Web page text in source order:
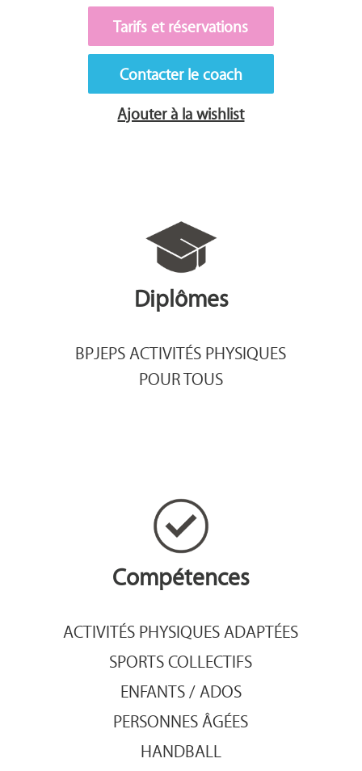
Tarifs et réservations
Contacter le coach
Ajouter à la wishlist
Diplômes
BPJEPS ACTIVITÉS PHYSIQUES
POUR TOUS
Compétences
ACTIVITÉS PHYSIQUES ADAPTÉES
SPORTS COLLECTIFS
ENFANTS / ADOS
PERSONNES ÂGÉES
HANDBALL